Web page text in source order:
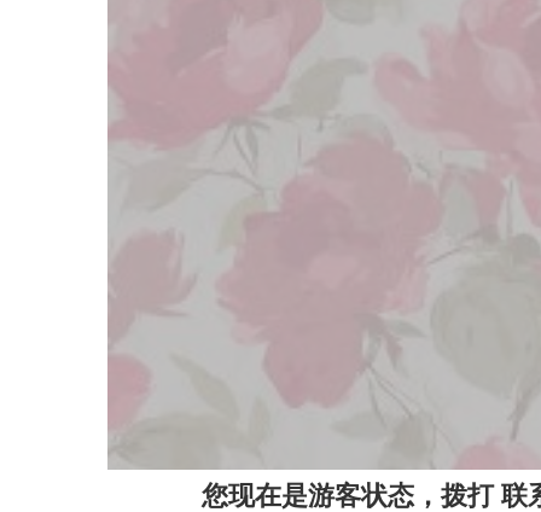
您现在是游客状态，拨打 联